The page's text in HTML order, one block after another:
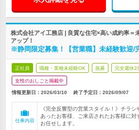
株式会社アイ工務店 | 良質な住宅×高い成約率＝
アップ！
※静岡限定募集！【営業職】未経験歓迎/
正社員 職種・業種未経験OK 急募 完全週休2
女性のおしごと掲載中
情報更新日：2026/03/10 終了予定日： 2026/09/07
仕事内容
《完全反響型の営業スタイル！》チラ
あったお客様、ご来店されたお客様に対
お任せします。